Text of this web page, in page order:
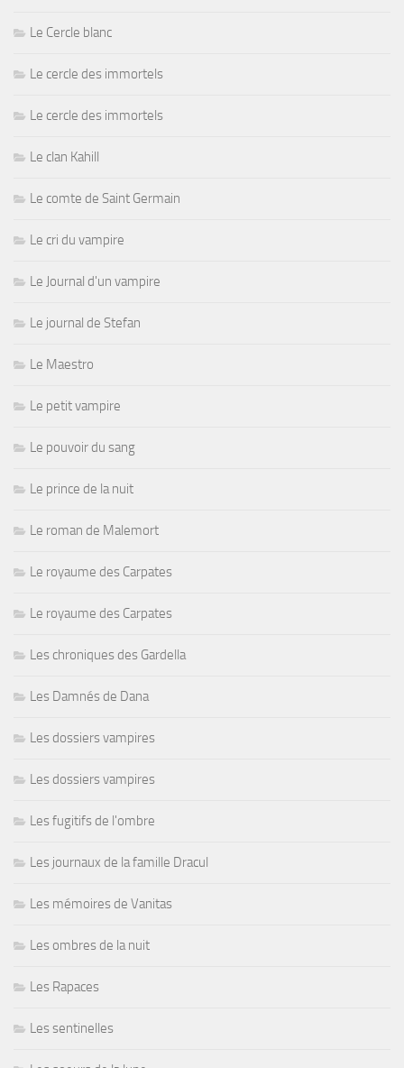
Le Cercle blanc
Le cercle des immortels
Le cercle des immortels
Le clan Kahill
Le comte de Saint Germain
Le cri du vampire
Le Journal d'un vampire
Le journal de Stefan
Le Maestro
Le petit vampire
Le pouvoir du sang
Le prince de la nuit
Le roman de Malemort
Le royaume des Carpates
Le royaume des Carpates
Les chroniques des Gardella
Les Damnés de Dana
Les dossiers vampires
Les dossiers vampires
Les fugitifs de l'ombre
Les journaux de la famille Dracul
Les mémoires de Vanitas
Les ombres de la nuit
Les Rapaces
Les sentinelles